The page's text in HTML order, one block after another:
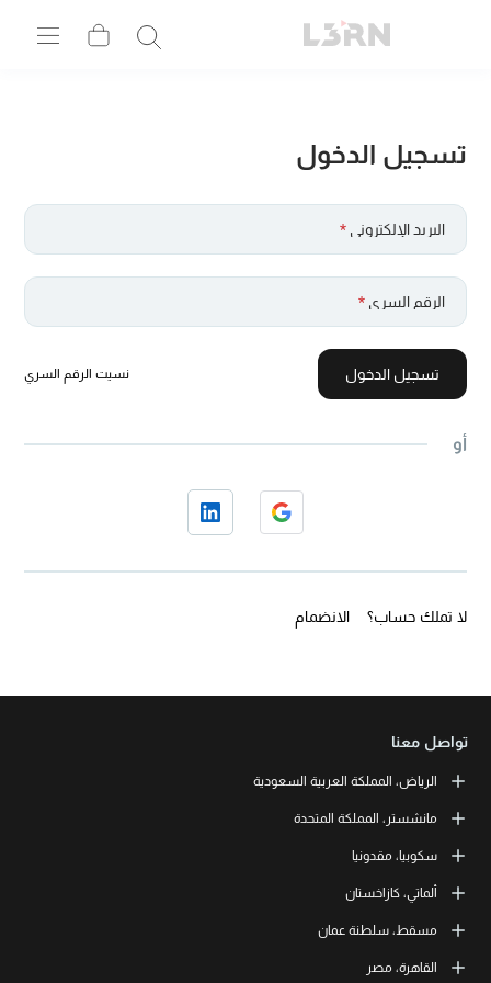
تسجيل الدخول
البريد الإلكتروني *
الرقم السري *
تسجيل الدخول نسيت الرقم السري
أو
لا تملك حساب؟ الانضمام
تواصل معنا
الرياض، المملكة العربية السعودية
LEORON Saudi Experts Institute for Training
طريق الملك فهد، حي الرحمانية، برج القمر، الطابق الثالث والعشرون، مبنى
+966 11 464 4865
مانشستر، المملكة المتحدة
L3RN New Skills Co.
Office No. 2, 34 Station Road
Urmston, Manchester, England M41 9JQ UK
+44 (0) 1615138133
سكوبيا، مقدونيا
L3RN dooel
Str. 20, No 82, Cucer-Sandevo 1000 Skopje, MKD
ألماتي، كازاخستان
LEORON Training and Development
Baizakov street, 280, office 3 050000 Almaty, KAZ
مسقط، سلطنة عمان
LEORON Training Institute
The Office 1991, Building No. 5341, Way No. 4560, Office No. 215, Al
القاهرة، مصر